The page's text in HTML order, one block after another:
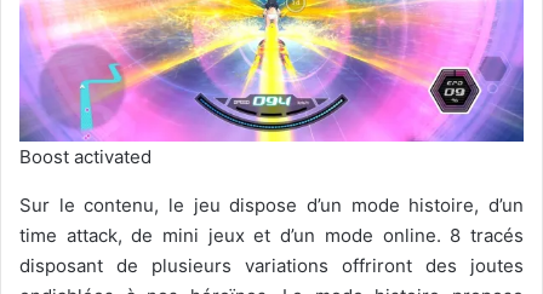
Boost activated
Sur le contenu, le jeu dispose d’un mode histoire, d’un
time attack, de mini jeux et d’un mode online. 8 tracés
disposant de plusieurs variations offriront des joutes